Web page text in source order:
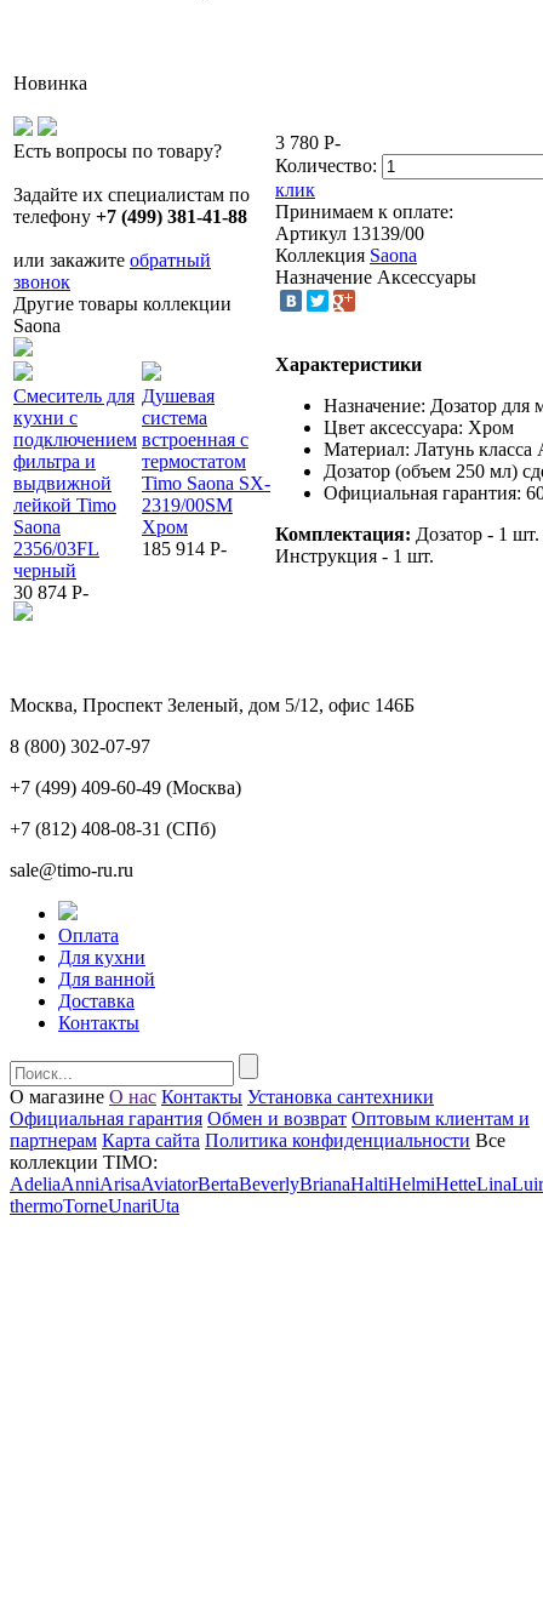
Новинка
Есть вопросы по товару?
Задайте их специалистам по
телефону +7 (499) 381-41-88
или закажите обратный
звонок
Другие товары коллекции
Saona
Смеситель для
кухни с
подключением
фильтра и
выдвижной
лейкой Timo
Saona
2356/03FL
черный
30 874 P-
Душевая
система
встроенная с
термостатом
Timo Saona SX-
2319/00SM
Хром
185 914 P-
Полка Timo
Saona 13073/18
черное золото
14 451P-
Душевая
система
встроенная с
термостатом
Timo Saona SX-
2359/03SM
Черный
77 252
-
4
3 780 P-
Количество:
клик
Принимаем к оплате:
Артикул 13139/00
Коллекция Saona
Назначение Аксессуары
Характеристики
Назначение: Дозатор для
Цвет аксессуара: Хром
Материал: Латунь класса
Дозатор (объем 250 мл)
Официальная гарантия:
Комплектация: Дозатор - 1
Инструкция - 1 шт.
Москва, Проспект Зеленый, дом 5/12, офис 146Б
8 (800) 302-07-97
+7 (499) 409-60-49 (Москва)
+7 (812) 408-08-31 (СПб)
sale@timo-ru.ru
Оплата
Для кухни
Для ванной
Доставка
Контакты
О магазине О нас Контакты Установка сантехники
Официальная гарантия Обмен и возврат Оптовым клиентам и
партнерам Карта сайта Политика конфиденциальности Все
коллекции TIMO:
AdeliaAnniArisaAviatorBertaBeverlyBrianaHaltiHelmiHetteLina
thermoTorneUnariUta